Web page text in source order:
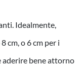
Idealmente,
cm, o 6 cm per i
aderire bene attorno